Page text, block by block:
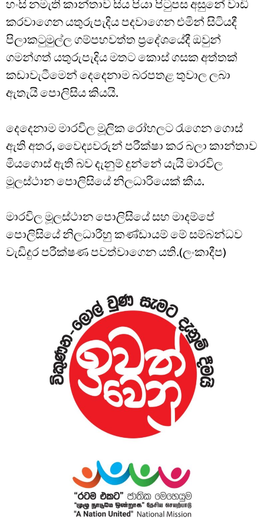
හංසි නමැති කාන්තාව සිය පියා පිටුපස අසුනේ වාඩි
කරවාගෙන යතුරුපැදිය පදවාගෙන එමින් සිටියදී
පිලාකටුමුල්ල ගම්පහවත්ත ප්‍රදේශයේදී ඔවුන්
ගමන්ගත් යතුරුපැදිය මතට කොස් ගසක අත්තක්
කඩාවැටීමෙන් දෙදෙනාම බරපතළ තුවාල ලබා
ඇතැයි පොලිසිය කියයි.
දෙදෙනාම මාරවිල මූලික රෝහලට රැගෙන ගොස්
ඇති අතර, වෛද්‍යවරුන් පරීක්ෂා කර බලා කාන්තාව
මියගොස් ඇති බව දැනුම් දුන්නේ යැයි මාරවිල
මූලස්ථාන පොලිසියේ නිලධාරියෙක් කීය.
මාරවිල මූලස්ථාන පොලිසියේ සහ මාදම්පේ
පොලිසියේ නිලධාරීහු කණ්ඩායම් මේ සම්බන්ධව
වැඩිදුර පරීක්ෂණ පවත්වාගෙන යති.(ලංකාදීප)